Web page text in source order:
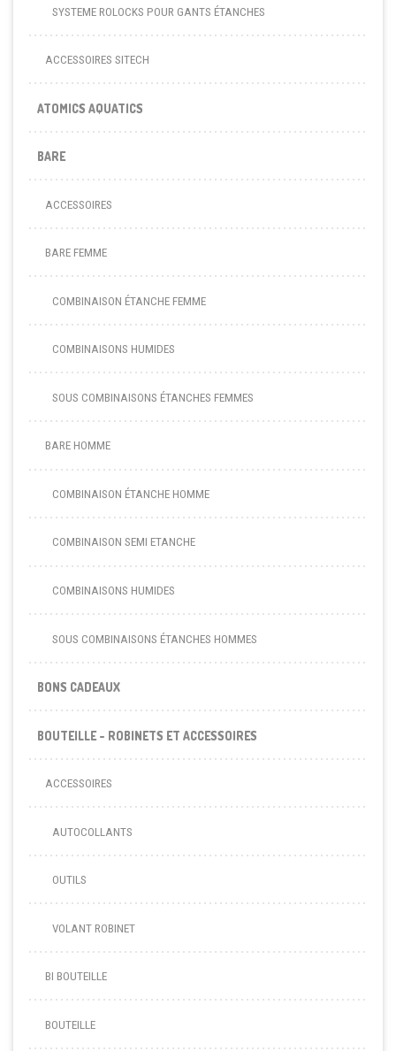
SYSTEME ROLOCKS POUR GANTS ÉTANCHES
ACCESSOIRES SITECH
ATOMICS AQUATICS
BARE
ACCESSOIRES
BARE FEMME
COMBINAISON ÉTANCHE FEMME
COMBINAISONS HUMIDES
SOUS COMBINAISONS ÉTANCHES FEMMES
BARE HOMME
COMBINAISON ÉTANCHE HOMME
COMBINAISON SEMI ETANCHE
COMBINAISONS HUMIDES
SOUS COMBINAISONS ÉTANCHES HOMMES
BONS CADEAUX
BOUTEILLE - ROBINETS ET ACCESSOIRES
ACCESSOIRES
AUTOCOLLANTS
OUTILS
VOLANT ROBINET
BI BOUTEILLE
BOUTEILLE